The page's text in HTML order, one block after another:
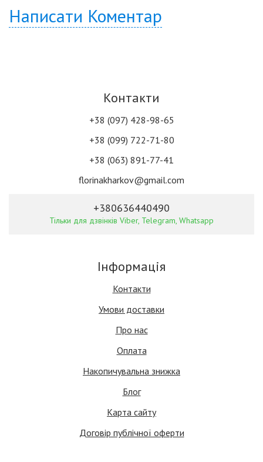
Написати Коментар
Контакти
+38 (097) 428-98-65
+38 (099) 722-71-80
+38 (063) 891-77-41
florinakharkov@gmail.com
+380636440490
Тільки для дзвінків Viber, Telegram, Whatsapp
Інформація
Контакти
Умови доставки
Про нас
Оплата
Накопичувальна знижка
Блог
Карта сайту
Договір публічної оферти